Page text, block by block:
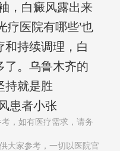
，白癜风露出来
疗医院有哪些’也
和持续调理，白
了。乌鲁木齐的
持就是胜
患者小张
，如有医疗需求，请务
大家参考，一切以医院官